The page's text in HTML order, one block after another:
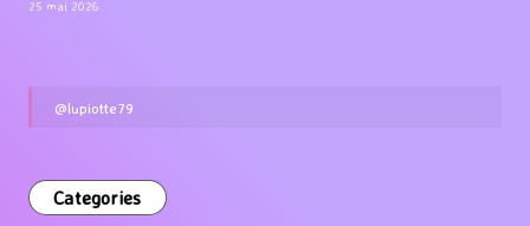
25 mai 2026
@lupiotte79
Categories